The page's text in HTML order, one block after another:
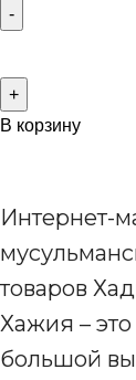
В корзину
Интернет-
товаров
Хажия –
большой